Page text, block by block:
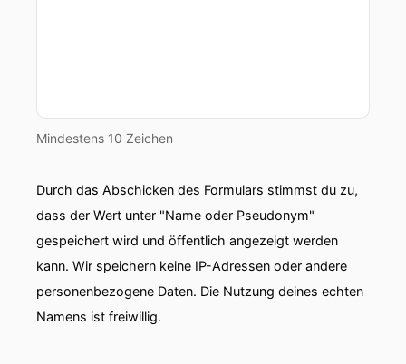
Mindestens 10 Zeichen
Durch das Abschicken des Formulars stimmst du zu,
dass der Wert unter "Name oder Pseudonym"
gespeichert wird und öffentlich angezeigt werden
kann. Wir speichern keine IP-Adressen oder andere
personenbezogene Daten. Die Nutzung deines echten
Namens ist freiwillig.